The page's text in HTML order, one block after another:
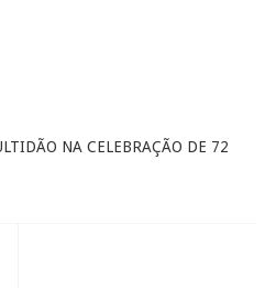
NA CELEBRAÇÃO DE 72